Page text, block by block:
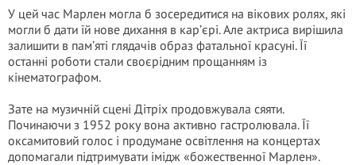
У цей час Марлен могла б зосередитися на вікових ролях, які
могли б дати їй нове дихання в кар’єрі. Але актриса вирішила
залишити в пам’яті глядачів образ фатальної красуні. Її
останні роботи стали своєрідним прощанням із
кінематографом.
Зате на музичній сцені Дітріх продовжувала сяяти.
Починаючи з 1952 року вона активно гастролювала. Її
оксамитовий голос і продумане освітлення на концертах
допомагали підтримувати імідж «божественної Марлен».